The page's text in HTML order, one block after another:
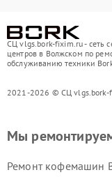
СЦ vlgs.bork-fixim.ru - сеть
центров в Волжском по
обслуживанию техники
2021-2026 © СЦ vlgs.bork-
Мы
Ремонт кофемашин